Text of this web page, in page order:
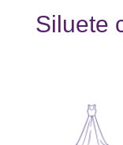
Siluete